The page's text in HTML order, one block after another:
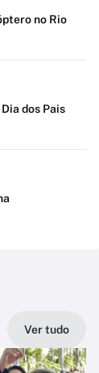
no Rio
dos Pais
Ver tudo